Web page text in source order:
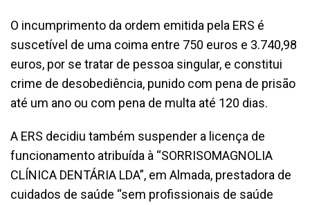
O incumprimento da ordem emitida pela ERS é
suscetível de uma coima entre 750 euros e 3.740,98
euros, por se tratar de pessoa singular, e constitui
crime de desobediência, punido com pena de prisão
até um ano ou com pena de multa até 120 dias.
A ERS decidiu também suspender a licença de
funcionamento atribuída à “SORRISOMAGNOLIA
CLÍNICA DENTÁRIA LDA”, em Almada, prestadora de
cuidados de saúde “sem profissionais de saúde